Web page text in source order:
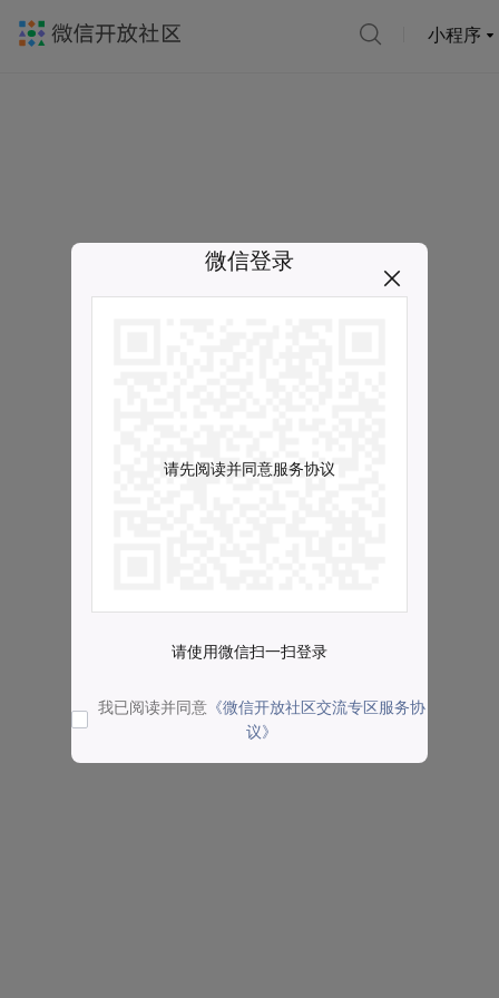
小程序
微信登录
请先阅读并同意服务协议
请使用微信扫一扫登录
我已阅读并同意 《微信开放社区交流专区服务协
议》